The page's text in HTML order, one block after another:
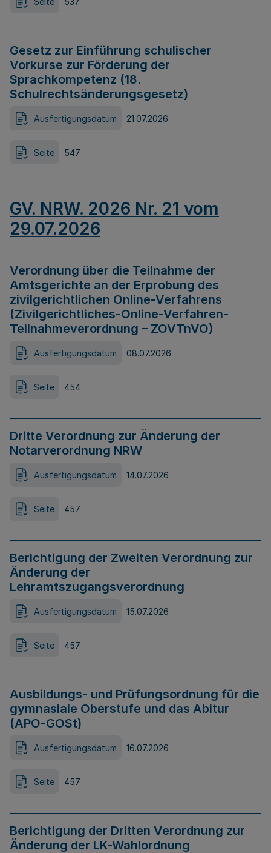
Gesetz zur Einführung schulischer
Vorkurse zur Förderung der
Sprachkompetenz (18.
Schulrechtsänderungsgesetz)
Ausfertigungsdatum 21.07.2026
Seite 547
GV. NRW. 2026 Nr. 21 vom
29.07.2026
Verordnung über die Teilnahme der
Amtsgerichte an der Erprobung des
zivilgerichtlichen Online-Verfahrens
(Zivilgerichtliches-Online-Verfahren-
Teilnahmeverordnung – ZOVTnVO)
Ausfertigungsdatum 08.07.2026
Seite 454
Dritte Verordnung zur Änderung der
Notarverordnung NRW
Ausfertigungsdatum 14.07.2026
Seite 457
Berichtigung der Zweiten Verordnung zur
Änderung der
Lehramtszugangsverordnung
Ausfertigungsdatum 15.07.2026
Seite 457
Ausbildungs- und Prüfungsordnung für die
gymnasiale Oberstufe und das Abitur
(APO-GOSt)
Ausfertigungsdatum 16.07.2026
Seite 457
Berichtigung der Dritten Verordnung zur
Änderung der LK-Wahlordnung